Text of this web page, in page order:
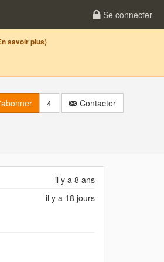
Se connecter
savoir plus)
4 Contacter
il y a 8 ans
il y a 18 jours